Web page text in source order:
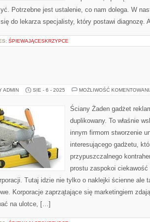
Potrzebne jest ustalenie, co nam dolega. W
do lekarza specjalisty, który postawi diagnozę.
ŚPIEWAJĄCESKRZYPCE
ADMIN SIE - 6 - 2025 MOŻLIWOŚĆ
Ściany Żaden gadżet
duplikowany. To właśnie
innym firmom stworzenie
interesującego gadżetu,
przypuszczalnego
prostu zaspokoi
Tutaj idzie nie tylko o naklejki ścienne ale
Korporacje zaprzątające się marketingiem
na ulotce, […]